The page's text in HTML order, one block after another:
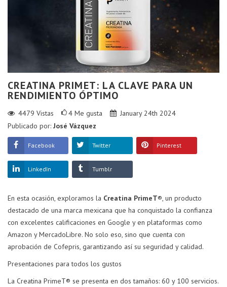
CREATINA PRIMET: LA CLAVE PARA UN
RENDIMIENTO ÓPTIMO
4479 Vistas 4 Me gusta
January 24th 2024
Publicado por: José Vázquez
Facebook Twitter Pinterest
LinkedIn Tumblr
En esta ocasión, exploramos la Creatina PrimeT®, un producto
destacado de una marca mexicana que ha conquistado la confianza
con excelentes calificaciones en Google y en plataformas como
Amazon y MercadoLibre. No solo eso, sino que cuenta con
aprobación de Cofepris, garantizando así su seguridad y calidad.
Presentaciones para todos los gustos
La Creatina PrimeT® se presenta en dos tamaños: 60 y 100 servicios.